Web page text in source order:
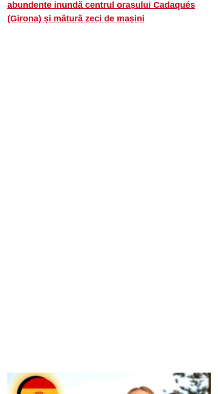
abundente inundă centrul orașului Cadaqués
(Girona) și mătură zeci de mașini